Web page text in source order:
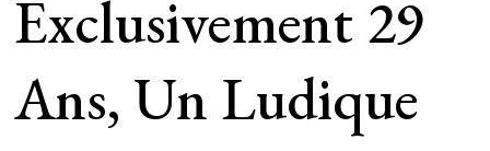
Exclusivement 29
Ans, Un Ludique